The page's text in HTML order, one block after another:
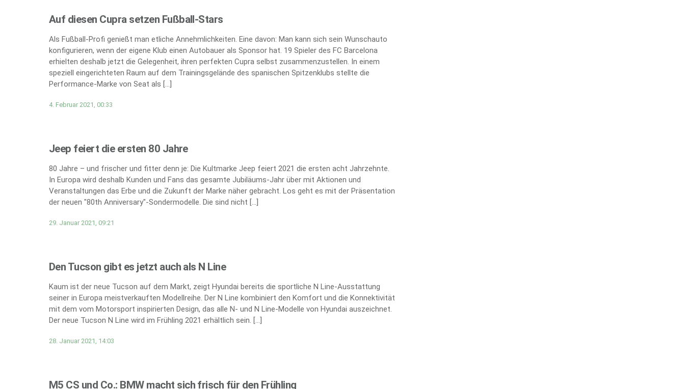
Auf diesen Cupra setzen Fußball-Stars
Als Fußball-Profi genießt man etliche Annehmlichkeiten. Eine davon: Man kann sich sein Wunschauto
konfigurieren, wenn der eigene Klub einen Autobauer als Sponsor hat. 19 Spieler des FC Barcelona
erhielten deshalb jetzt die Gelegenheit, ihren perfekten Cupra selbst zusammenzustellen. In einem
speziell eingerichteten Raum auf dem Trainingsgelände des spanischen Spitzenklubs stellte die
Performance-Marke von Seat als […]
4. Februar 2021, 00:33
Jeep feiert die ersten 80 Jahre
80 Jahre – und frischer und fitter denn je: Die Kultmarke Jeep feiert 2021 die ersten acht Jahrzehnte.
In Europa wird deshalb Kunden und Fans das gesamte Jubiläums-Jahr über mit Aktionen und
Veranstaltungen das Erbe und die Zukunft der Marke näher gebracht. Los geht es mit der Präsentation
der neuen "80th Anniversary"-Sondermodelle. Die sind nicht […]
29. Januar 2021, 09:21
Den Tucson gibt es jetzt auch als N Line
Kaum ist der neue Tucson auf dem Markt, zeigt Hyundai bereits die sportliche N Line-Ausstattung
seiner in Europa meistverkauften Modellreihe. Der N Line kombiniert den Komfort und die Konnektivität
mit dem vom Motorsport inspirierten Design, das alle N- und N Line-Modelle von Hyundai auszeichnet.
Der neue Tucson N Line wird im Frühling 2021 erhältlich sein. […]
28. Januar 2021, 14:03
M5 CS und Co.: BMW macht sich frisch für den Frühling